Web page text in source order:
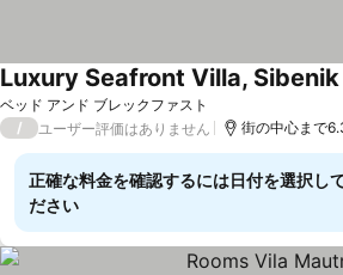
ベッド アンド ブレックファスト
Luxury Seafront Villa, Sibenik
/ ユーザー評価はありません 街の中心まで
正確な料金を確認するには日付を選択し
ださい